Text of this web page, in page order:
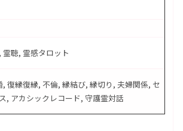
霊聴, 霊感タロット
, 復縁復縁, 不倫, 縁結び, 縁切り, 夫婦関係, セ
, アカシックレコード, 守護霊対話